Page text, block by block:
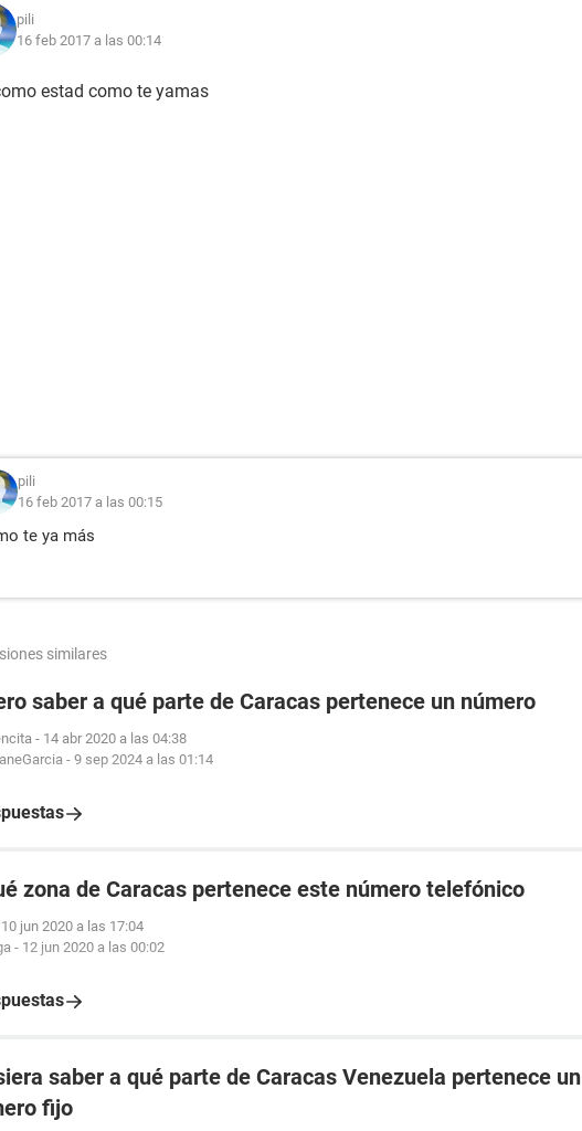
pili
16 feb 2017 a las 00:14
estad como te yamas
pili
16 feb 2017 a las 00:15
te ya más
similares
saber a qué parte de Caracas pertenece un número
- 14 abr 2020 a las 04:38
- 9 sep 2024 a las 01:14
zona de Caracas pertenece este número telefónico
10 jun 2020 a las 17:04
- 12 jun 2020 a las 00:02
saber a qué parte de Caracas Venezuela pertenece un
fijo